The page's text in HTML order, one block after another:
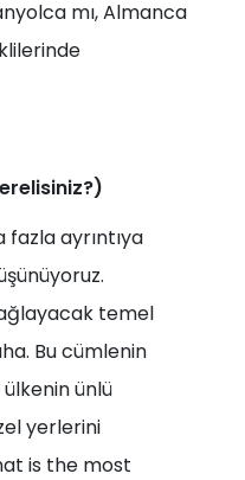
mı, Almanca
fazla ayrıntıya
temel
Bu cümlenin
ülkenin ünlü
yerlerini
is the most